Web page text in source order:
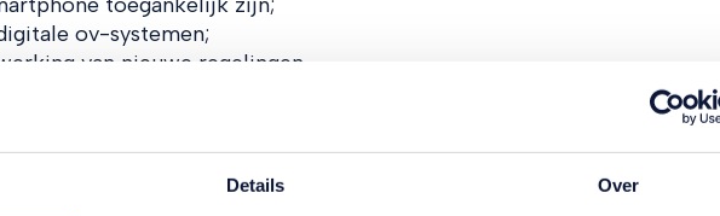
Details Over
ov-systemen;
van nieuwe regelingen.
ouderen staat de introductie van gratis openbaar
in heel Nederland. De organisaties benadrukken dat
dat dit niet ten koste mag gaan van de mobiliteit
vervoer moet er zijn voor alle generaties.